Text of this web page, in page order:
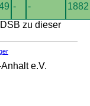
- -
1882
zu dieser
e.V.